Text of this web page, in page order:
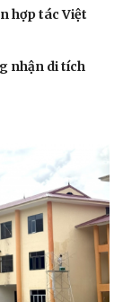
hợp tác Việt
nhận di tích